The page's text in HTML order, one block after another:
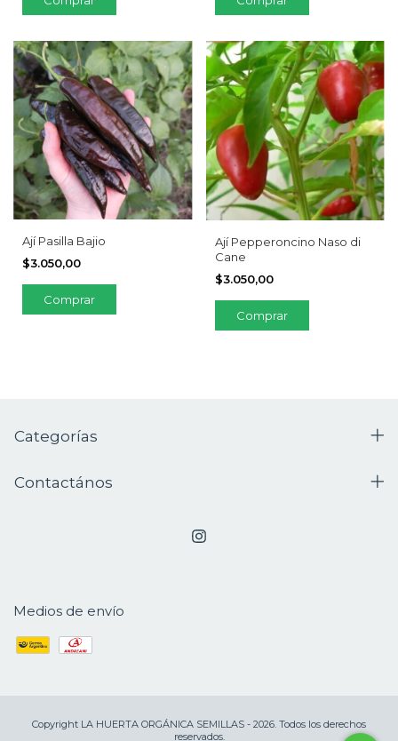
Ají Pasilla Bajio
$3.050,00
Ají Pepperoncino Naso di
Cane
$3.050,00
Categorías
Contactános
Medios de envío
Copyright LA HUERTA ORGÁNICA SEMILLAS - 2026. Todos los derechos
reservados.